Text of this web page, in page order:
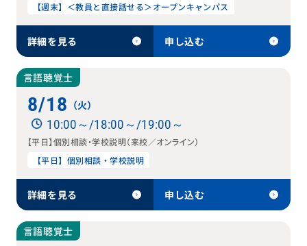
【週末】＜教員と直接話せる＞オープンキャンパス
詳細を見る 申し込む
言語聴覚士
8/18 （火）
10:00～/18:00～/19:00～
【平日】個別相談・学校説明（来校／オンライン）
【平日】個別相談・学校説明
詳細を見る 申し込む
言語聴覚士